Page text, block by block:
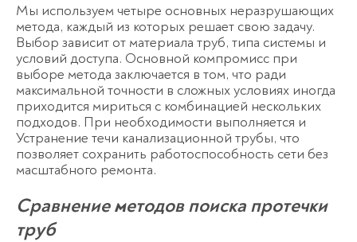
Мы используем четыре основных неразрушающих
метода, каждый из которых решает свою задачу.
Выбор зависит от материала труб, типа системы и
условий доступа. Основной компромисс при
выборе метода заключается в том, что ради
максимальной точности в сложных условиях иногда
приходится мириться с комбинацией нескольких
подходов. При необходимости выполняется и
Устранение течи канализационной трубы, что
позволяет сохранить работоспособность сети без
масштабного ремонта.
Сравнение методов поиска протечки
труб